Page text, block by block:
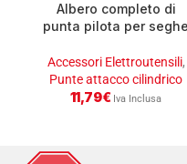
Albero completo di
punta pilota per seghe
attacco cilindrico
Accessori Elettroutensili,
Punte attacco cilindrico
11,79€ Iva Inclusa